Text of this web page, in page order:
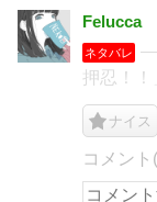
Felucca
ネタバレ
押忍！！
ナイス
コメント